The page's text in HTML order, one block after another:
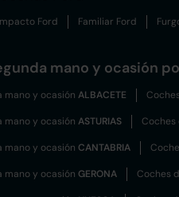
Ford Familiar Ford
mano y ocasión
mano y ocasión ALBACETE
mano y ocasión ASTURIAS Coches
mano y ocasión CANTABRIA
mano y ocasión GERONA Coches